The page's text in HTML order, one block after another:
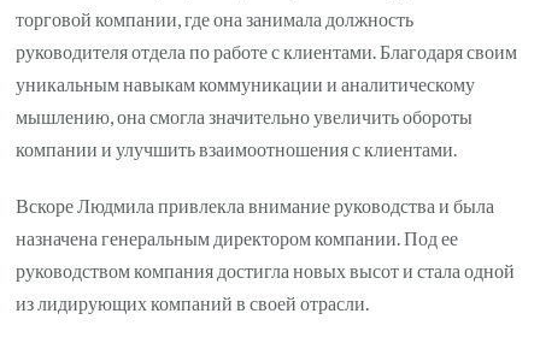
торговой компании, где она занимала должность
руководителя отдела по работе с клиентами. Благодаря своим
уникальным навыкам коммуникации и аналитическому
мышлению, она смогла значительно увеличить обороты
компании и улучшить взаимоотношения с клиентами.
Вскоре Людмила привлекла внимание руководства и была
назначена генеральным директором компании. Под ее
руководством компания достигла новых высот и стала одной
из лидирующих компаний в своей отрасли.